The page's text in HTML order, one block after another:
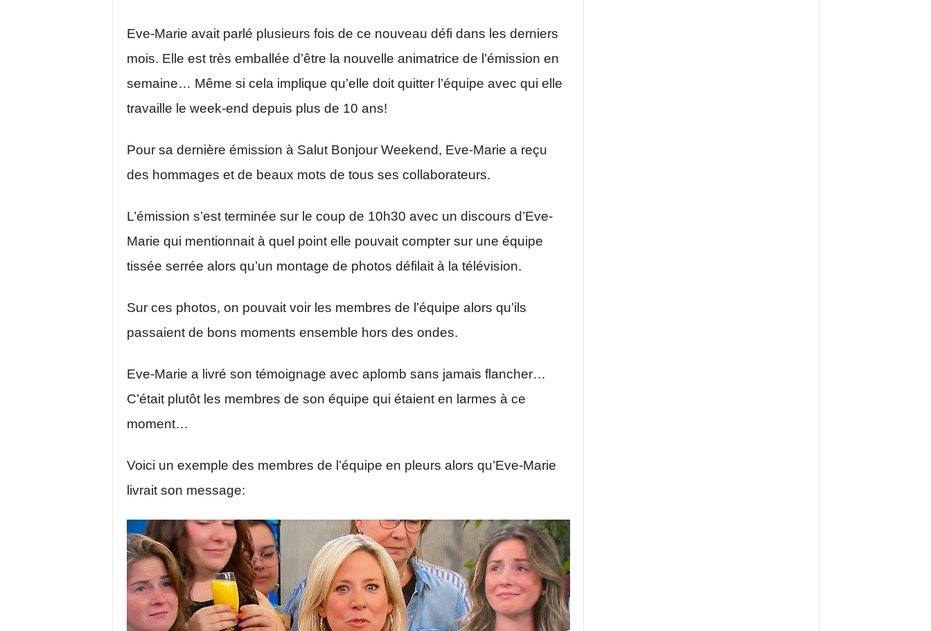
Eve-Marie avait parlé plusieurs fois de ce nouveau défi dans les derniers
mois. Elle est très emballée d’être la nouvelle animatrice de l’émission en
semaine… Même si cela implique qu’elle doit quitter l’équipe avec qui elle
travaille le week-end depuis plus de 10 ans!
Pour sa dernière émission à Salut Bonjour Weekend, Eve-Marie a reçu
des hommages et de beaux mots de tous ses collaborateurs.
L’émission s’est terminée sur le coup de 10h30 avec un discours d’Eve-
Marie qui mentionnait à quel point elle pouvait compter sur une équipe
tissée serrée alors qu’un montage de photos défilait à la télévision.
Sur ces photos, on pouvait voir les membres de l’équipe alors qu’ils
passaient de bons moments ensemble hors des ondes.
Eve-Marie a livré son témoignage avec aplomb sans jamais flancher…
C’était plutôt les membres de son équipe qui étaient en larmes à ce
moment…
Voici un exemple des membres de l’équipe en pleurs alors qu’Eve-Marie
livrait son message: